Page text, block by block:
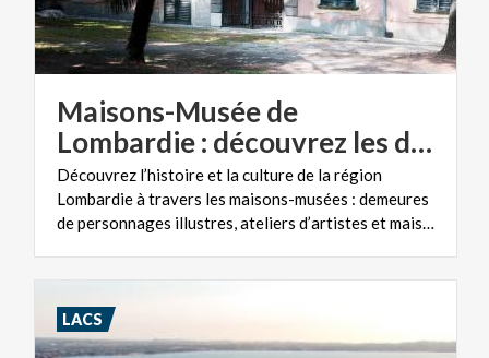
Maisons-Musée de
Lombardie : découvrez les demeures de personnages illustres
Découvrez l’histoire et la culture de la région
Lombardie à travers les maisons-musées : demeures
de personnages illustres, ateliers d’artistes et maisons de collectionneurs d’art.
LACS